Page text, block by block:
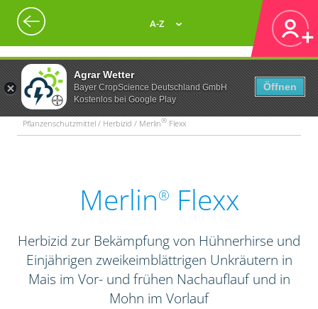
Agrar Wetter
Bayer CropScience Deutschland GmbH
Kostenlos bei Google Play
Öffnen
A-Z
Pflanzenschutzmittel / Herbizid / Merlin® Flexx
Merlin® Flexx
Herbizid zur Bekämpfung von Hühnerhirse und
Einjährigen zweikeimblättrigen Unkräutern in
Mais im Vor- und frühen Nachauflauf und in
Mohn im Vorlauf